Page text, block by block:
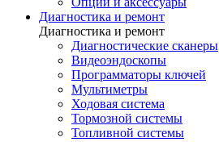
Диагностика и ремонт
Диагностика и ремонт
Диагностические сканеры
Видеоэндоскопы
Программаторы ключей
Мультиметры
Ходовая система
Тормозной системы
Топливной системы